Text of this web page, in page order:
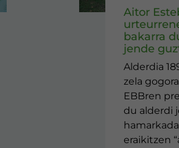
Aitor
bakarra
jende
Alderdia
zela
EBBren
du alderdi
eraikitzen